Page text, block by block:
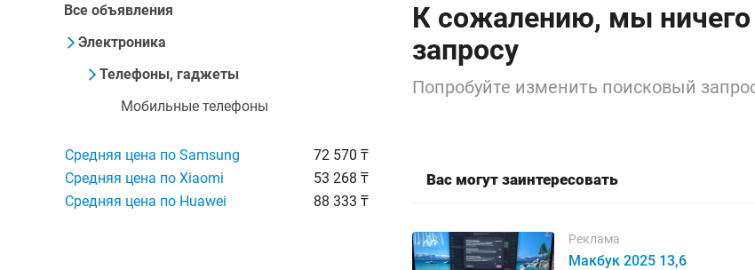
Все объявления
Электроника
Телефоны, гаджеты
Мобильные телефоны
Средняя цена по Samsung
72 570 ₸
Средняя цена по Xiaomi
53 268 ₸
Средняя цена по Huawei
88 333 ₸
К сожалению, мы
запросу
Попробуйте изменить поисковый
Вас могут заинтересовать
Реклама
Макбук 2025 13,6